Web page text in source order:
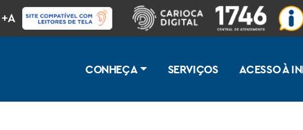
+A
CONHEÇA SERVIÇOS ACESSO À